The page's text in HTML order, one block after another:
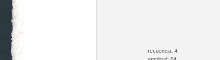
frecuencia: 4